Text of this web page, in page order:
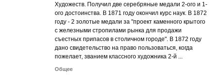
Художеств. Получил две серебряные медали 2-ого и 1-
ого достоинства. В 1871 году окончил курс наук. В 1872
году - 2 золотые медали за "проект каменного крытого
с железными стропилами рынка для продажи
съестных припасов в столичном городе". В 1872 году
дано свидетельство на право пользоваться, когда
пожелает, званием классного художника 2-й ...
Общее